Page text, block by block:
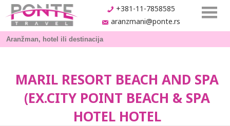
+381-11-7858585
aranzmani@ponte.rs
MARIL RESORT BEACH AND SPA
(EX.CITY POINT BEACH & SPA
HOTEL HOTEL